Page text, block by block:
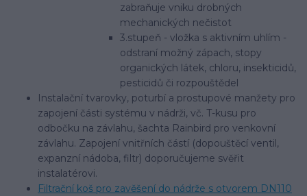
zabraňuje vniku drobných
mechanických nečistot
3.stupeň - vložka s aktivním uhlím -
odstraní možný zápach, stopy
organických látek, chloru, insekticidů,
pesticidů či rozpouštědel
Instalační tvarovky, poturbí a prostupové manžety pro
zapojení části systému v nádrži, vč. T-kusu pro
odbočku na závlahu, šachta Rainbird pro venkovní
závlahu. Zapojení vnitřních částí (dopouštěcí ventil,
expanzní nádoba, filtr) doporučujeme svěřit
instalatérovi.
Filtrační koš pro zavěšení do nádrže s otvorem DN110